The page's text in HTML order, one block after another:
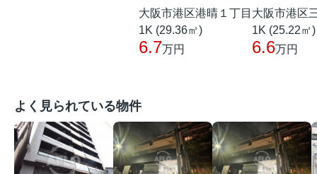
大阪市港区港晴１丁目
1K (29.36㎡)
6.7万円
大阪市港区
1K (25.22㎡)
6.6万円
よく見られている物件